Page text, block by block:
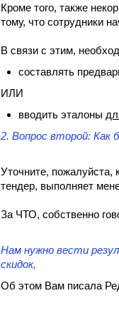
Кроме того, также
тому, что сотрудники
В связи с этим,
составлять
ИЛИ
вводить эталоны
2. Вопрос второй: Как
Уточните, пожалуйста,
тендер, выполняет
За ЧТО, собственно
Нам нужно вести
скидок,
Об этом Вам писала